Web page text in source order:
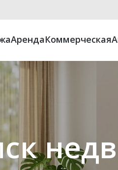
АрендаКоммерческая